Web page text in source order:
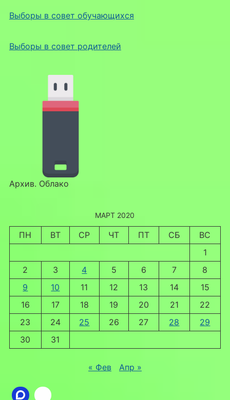
Выборы в совет обучающихся
Выборы в совет родителей
Архив. Облако
МАРТ 2020
ПН ВТ СР ЧТ ПТ СБ
ВС
1
2
3 4 5 6 7
8
9
10 11 12 13 14
15
16
17 18 19 20 21
22
23
24 25 26 27 28
29
30
31
« Фев Апр »